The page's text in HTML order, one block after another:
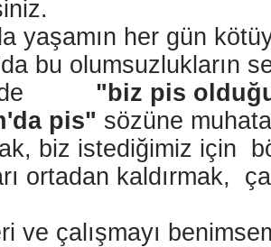
yaşamın her gün
bu olumsuzlukların
"biz pis
pis" sözüne
biz istediğimiz için
ortadan kaldırmak,
ve çalışmayı